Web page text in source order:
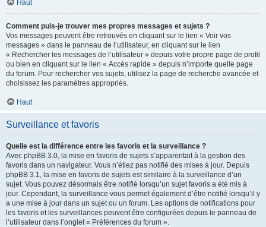
Haut
Comment puis-je trouver mes propres messages et sujets ?
Vos messages peuvent être retrouvés en cliquant sur le lien « Voir vos
messages » dans le panneau de l’utilisateur, en cliquant sur le lien
« Rechercher les messages de l’utilisateur » depuis votre propre page de profil
ou bien en cliquant sur le lien « Accès rapide » depuis n’importe quelle page
du forum. Pour rechercher vos sujets, utilisez la page de recherche avancée et
choisissez les paramètres appropriés.
Haut
Surveillance et favoris
Quelle est la différence entre les favoris et la surveillance ?
Avec phpBB 3.0, la mise en favoris de sujets s’apparentait à la gestion des
favoris dans un navigateur. Vous n’étiez pas notifié des mises à jour. Depuis
phpBB 3.1, la mise en favoris de sujets est similaire à la surveillance d’un
sujet. Vous pouvez désormais être notifié lorsqu’un sujet favoris a été mis à
jour. Cependant, la surveillance vous permet également d’être notifié lorsqu’il y
a une mise à jour dans un sujet ou un forum. Les options de notifications pour
les favoris et les surveillances peuvent être configurées depuis le panneau de
l’utilisateur dans l’onglet « Préférences du forum ».